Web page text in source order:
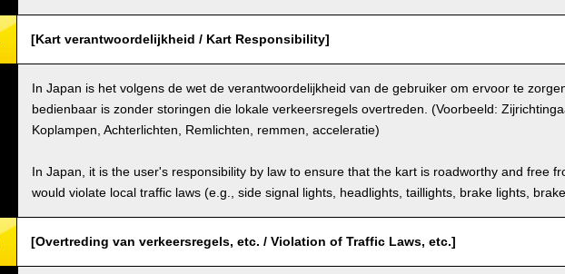
[Kart verantwoordelijkheid / Kart Responsibility]
In Japan is het volgens de wet de verantwoordelijkheid van de gebruiker om ervoor te
bedienbaar is zonder storingen die lokale verkeersregels overtreden. (Voorbeeld:
Koplampen, Achterlichten, Remlichten, remmen, acceleratie)
In Japan, it is the user's responsibility by law to ensure that the kart is roadworthy and free
would violate local traffic laws (e.g., side signal lights, headlights, taillights, brake lights,
[Overtreding van verkeersregels, etc. / Violation of Traffic Laws, etc.]